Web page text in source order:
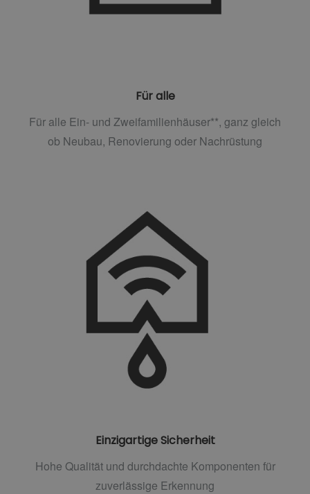
Für alle
Für alle Ein- und Zweifamilienhäuser**, ganz gleich
ob Neubau, Renovierung oder Nachrüstung
Einzigartige Sicherheit
Hohe Qualität und durchdachte Komponenten für
zuverlässige Erkennung